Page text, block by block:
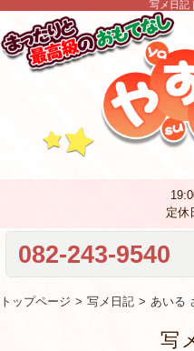
写メ日記
定休
082-243-9540
トップページ 写メ日記 あいる
写